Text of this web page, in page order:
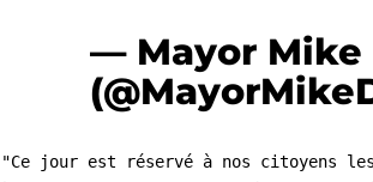
— Mayor Mike
"Ce jour est réservé à nos citoyens